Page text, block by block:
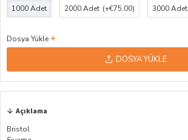
1000 Adet
2000 Adet (+€75,00) 3000 Adet
Dosya Yükle
DOSYA YÜKLE
Açıklama
Bristol